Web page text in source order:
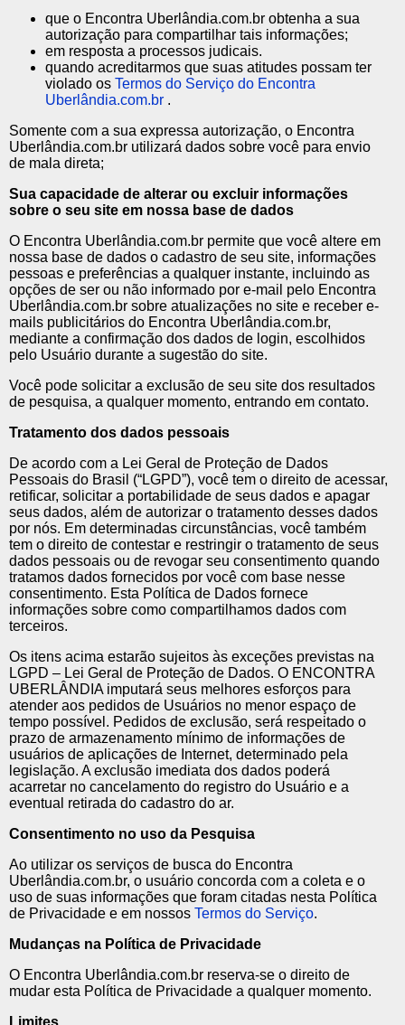
que o Encontra Uberlândia.com.br obtenha a sua
autorização para compartilhar tais informações;
em resposta a processos judicais.
quando acreditarmos que suas atitudes possam ter
violado os Termos do Serviço do Encontra
Uberlândia.com.br .
Somente com a sua expressa autorização, o Encontra
Uberlândia.com.br utilizará dados sobre você para envio
de mala direta;
Sua capacidade de alterar ou excluir informações
sobre o seu site em nossa base de dados
O Encontra Uberlândia.com.br permite que você altere em
nossa base de dados o cadastro de seu site, informações
pessoas e preferências a qualquer instante, incluindo as
opções de ser ou não informado por e-mail pelo Encontra
Uberlândia.com.br sobre atualizações no site e receber e-
mails publicitários do Encontra Uberlândia.com.br,
mediante a confirmação dos dados de login, escolhidos
pelo Usuário durante a sugestão do site.
Você pode solicitar a exclusão de seu site dos resultados
de pesquisa, a qualquer momento, entrando em contato.
Tratamento dos dados pessoais
De acordo com a Lei Geral de Proteção de Dados
Pessoais do Brasil (“LGPD”), você tem o direito de acessar,
retificar, solicitar a portabilidade de seus dados e apagar
seus dados, além de autorizar o tratamento desses dados
por nós. Em determinadas circunstâncias, você também
tem o direito de contestar e restringir o tratamento de seus
dados pessoais ou de revogar seu consentimento quando
tratamos dados fornecidos por você com base nesse
consentimento. Esta Política de Dados fornece
informações sobre como compartilhamos dados com
terceiros.
Os itens acima estarão sujeitos às exceções previstas na
LGPD – Lei Geral de Proteção de Dados. O ENCONTRA
UBERLÂNDIA imputará seus melhores esforços para
atender aos pedidos de Usuários no menor espaço de
tempo possível. Pedidos de exclusão, será respeitado o
prazo de armazenamento mínimo de informações de
usuários de aplicações de Internet, determinado pela
legislação. A exclusão imediata dos dados poderá
acarretar no cancelamento do registro do Usuário e a
eventual retirada do cadastro do ar.
Consentimento no uso da Pesquisa
Ao utilizar os serviços de busca do Encontra
Uberlândia.com.br, o usuário concorda com a coleta e o
uso de suas informações que foram citadas nesta Política
de Privacidade e em nossos Termos do Serviço.
Mudanças na Política de Privacidade
O Encontra Uberlândia.com.br reserva-se o direito de
mudar esta Política de Privacidade a qualquer momento.
Limites